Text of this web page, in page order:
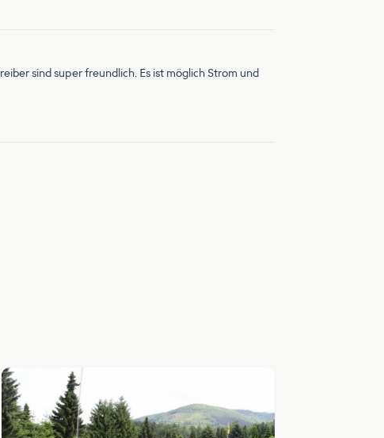
sind super freundlich. Es ist möglich Strom und